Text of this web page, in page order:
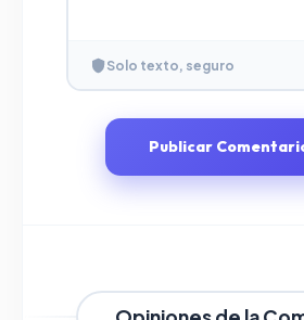
Solo texto, seguro
Publicar